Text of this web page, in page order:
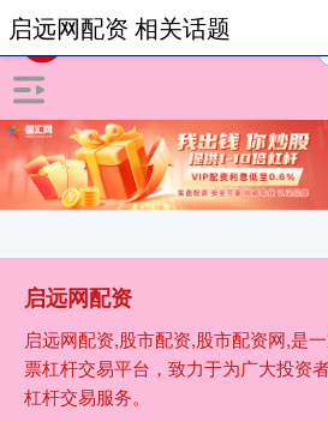
启远网配资
启远网配资,股市配资,股市配资网,是
票杠杆交易平台，致力于为广大投资
杠杆交易服务。
启远网配资 相关话题